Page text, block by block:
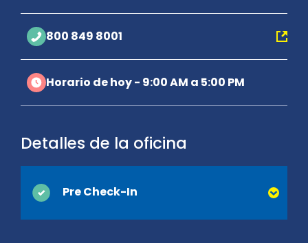
800 849 8001
Horario de hoy - 9:00 AM a 5:00 PM
Detalles de la oficina
Pre Check-In